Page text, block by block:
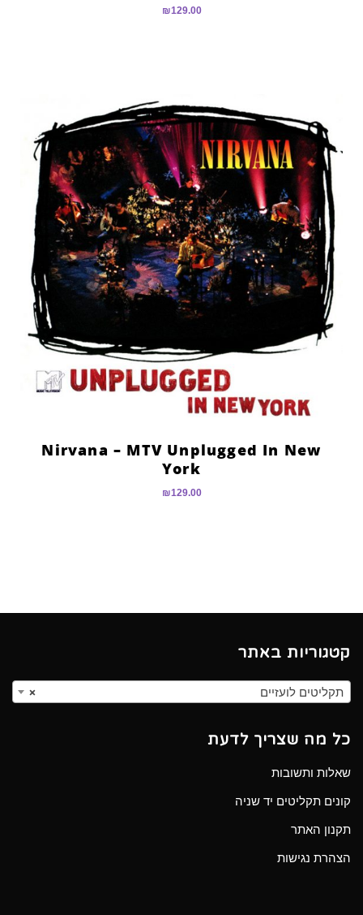
₪129.00
Nirvana – MTV Unplugged In New
York
₪129.00
קטגוריות באתר
× תקליטים לועזיים
כל מה שצריך לדעת
שאלות ותשובות
קונים תקליטים יד שניה
תקנון האתר
הצהרת נגישות